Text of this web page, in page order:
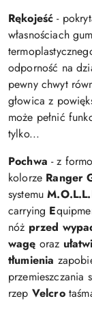
Rękojeść -
własnościach
odporność na
pewny chwyt
głowica z
może pełnić
tylko...
Pochwa - z
kolorze Ranger
systemu
carrying E
nóż przed
wagę oraz
tłumienia
przemieszczania
rzep Velcro